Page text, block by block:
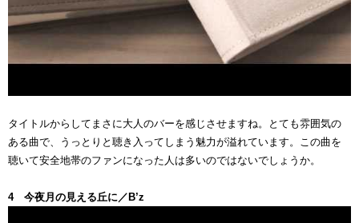
タイトルからしてまさに大人のバーを感じさせますね。とても雰囲気の
ある曲で、うっとりと聴き入ってしまう魅力が溢れています。この曲を
聴いて安全地帯のファンになった人は多いのではないでしょうか。
4 今夜月の見える丘に／B’z